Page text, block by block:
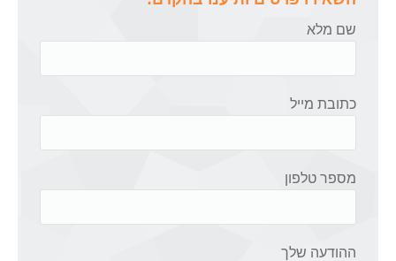
שם מלא
כתובת מייל
מספר טלפון
ההודעה שלך